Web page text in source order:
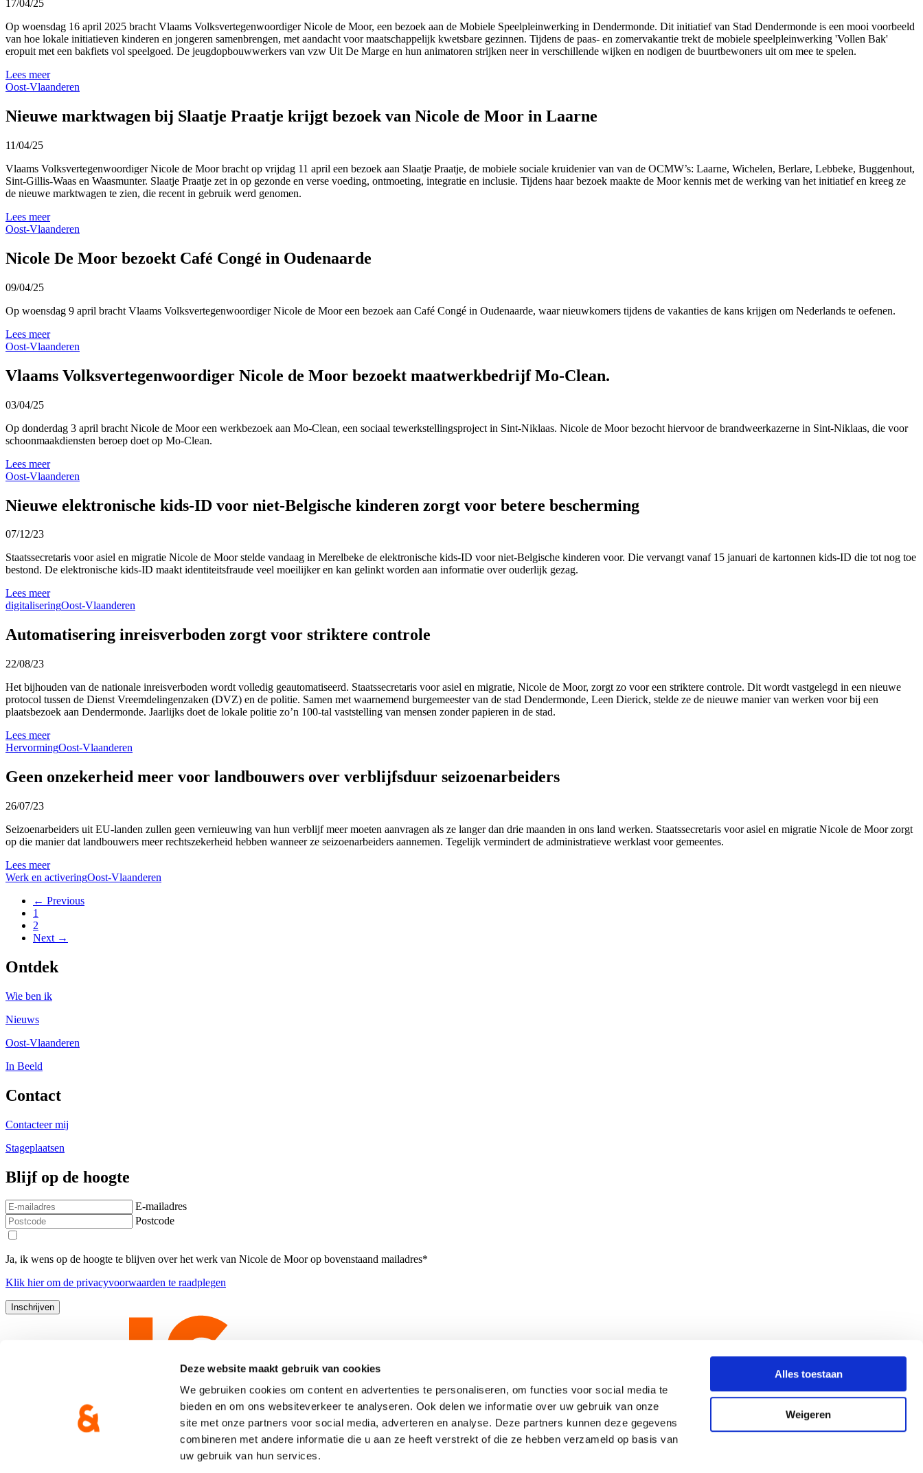
Deze website maakt gebruik van cookies
We gebruiken cookies om content en advertenties te personaliseren, om functies voor social media te
bieden en om ons websiteverkeer te analyseren. Ook delen we informatie over uw gebruik van onze
site met onze partners voor social media, adverteren en analyse. Deze partners kunnen deze gegevens
combineren met andere informatie die u aan ze heeft verstrekt of die ze hebben verzameld op basis van
uw gebruik van hun services.
Alles toestaan
Weigeren
17/04/25
Op woensdag 16 april 2025 bracht Vlaams Volksvertegenwoordiger Nicole de Moor, een bezoek aan de Mobiele Speelpleinwerking in Dendermonde. Dit initiatief van Stad Dendermonde is een mooi voorbeeld
van hoe lokale initiatieven kinderen en jongeren samenbrengen, met aandacht voor maatschappelijk kwetsbare gezinnen. Tijdens de paas- en zomervakantie trekt de mobiele speelpleinwerking 'Vollen Bak'
eropuit met een bakfiets vol speelgoed. De jeugdopbouwwerkers van vzw Uit De Marge en hun animatoren strijken neer in verschillende wijken en nodigen de buurtbewoners uit om mee te spelen.
Lees meer
Oost-Vlaanderen
Nieuwe marktwagen bij Slaatje Praatje krijgt bezoek van Nicole de Moor in Laarne
11/04/25
Vlaams Volksvertegenwoordiger Nicole de Moor bracht op vrijdag 11 april een bezoek aan Slaatje Praatje, de mobiele sociale kruidenier van van de OCMW’s: Laarne, Wichelen, Berlare, Lebbeke, Buggenhout,
Sint-Gillis-Waas en Waasmunter. Slaatje Praatje zet in op gezonde en verse voeding, ontmoeting, integratie en inclusie. Tijdens haar bezoek maakte de Moor kennis met de werking van het initiatief en kreeg ze
de nieuwe marktwagen te zien, die recent in gebruik werd genomen.
Lees meer
Oost-Vlaanderen
Nicole De Moor bezoekt Café Congé in Oudenaarde
09/04/25
Op woensdag 9 april bracht Vlaams Volksvertegenwoordiger Nicole de Moor een bezoek aan Café Congé in Oudenaarde, waar nieuwkomers tijdens de vakanties de kans krijgen om Nederlands te oefenen.
Lees meer
Oost-Vlaanderen
Vlaams Volksvertegenwoordiger Nicole de Moor bezoekt maatwerkbedrijf Mo-Clean.
03/04/25
Op donderdag 3 april bracht Nicole de Moor een werkbezoek aan Mo-Clean, een sociaal tewerkstellingsproject in Sint-Niklaas. Nicole de Moor bezocht hiervoor de brandweerkazerne in Sint-Niklaas, die voor
schoonmaakdiensten beroep doet op Mo-Clean.
Lees meer
Oost-Vlaanderen
Nieuwe elektronische kids-ID voor niet-Belgische kinderen zorgt voor betere bescherming
07/12/23
Staatssecretaris voor asiel en migratie Nicole de Moor stelde vandaag in Merelbeke de elektronische kids-ID voor niet-Belgische kinderen voor. Die vervangt vanaf 15 januari de kartonnen kids-ID die tot nog toe
bestond. De elektronische kids-ID maakt identiteitsfraude veel moeilijker en kan gelinkt worden aan informatie over ouderlijk gezag.
Lees meer
digitaliseringOost-Vlaanderen
Automatisering inreisverboden zorgt voor striktere controle
22/08/23
Het bijhouden van de nationale inreisverboden wordt volledig geautomatiseerd. Staatssecretaris voor asiel en migratie, Nicole de Moor, zorgt zo voor een striktere controle. Dit wordt vastgelegd in een nieuwe
protocol tussen de Dienst Vreemdelingenzaken (DVZ) en de politie. Samen met waarnemend burgemeester van de stad Dendermonde, Leen Dierick, stelde ze de nieuwe manier van werken voor bij een
plaatsbezoek aan Dendermonde. Jaarlijks doet de lokale politie zo’n 100-tal vaststelling van mensen zonder papieren in de stad.
Lees meer
HervormingOost-Vlaanderen
Geen onzekerheid meer voor landbouwers over verblijfsduur seizoenarbeiders
26/07/23
Seizoenarbeiders uit EU-landen zullen geen vernieuwing van hun verblijf meer moeten aanvragen als ze langer dan drie maanden in ons land werken. Staatssecretaris voor asiel en migratie Nicole de Moor zorgt
op die manier dat landbouwers meer rechtszekerheid hebben wanneer ze seizoenarbeiders aannemen. Tegelijk vermindert de administratieve werklast voor gemeentes.
Lees meer
Werk en activeringOost-Vlaanderen
← Previous
1
2
Next →
Ontdek
Wie ben ik
Nieuws
Oost-Vlaanderen
In Beeld
Contact
Contacteer mij
Stageplaatsen
Blijf op de hoogte
E-mailadres
Postcode
Ja, ik wens op de hoogte te blijven over het werk van Nicole de Moor op bovenstaand mailadres*
Klik hierom de privacyvoorwaarden te raadplegen